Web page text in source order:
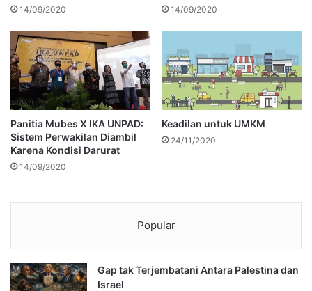
14/09/2020 14/09/2020
Panitia Mubes X IKA UNPAD:
Sistem Perwakilan Diambil
Karena Kondisi Darurat
14/09/2020
Keadilan untuk UMKM
24/11/2020
Popular
Gap tak Terjembatani Antara Palestina dan
Israel